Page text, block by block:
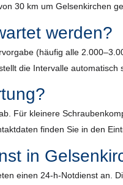
30 km um Gelsenkirchen
werden?
(häufig alle
die Intervalle automatisch
Für kleinere
finden Sie in den
in
einen 24-h-Notdienst an.